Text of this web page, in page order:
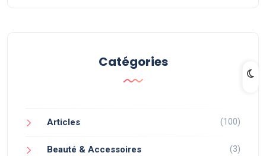
Catégories
Articles (100)
Beauté & Accessoires (3)